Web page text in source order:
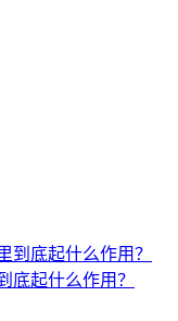
底起什么作用？